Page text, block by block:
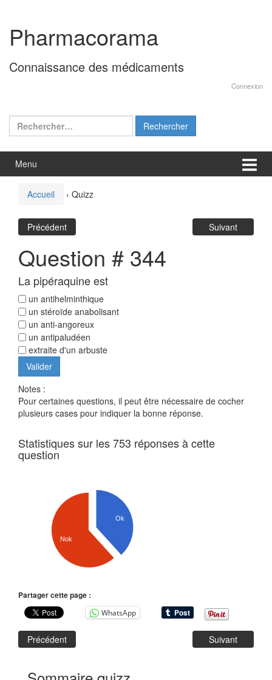
contenu
menu
principal
Pharmacorama
Connaissance des médicaments
Connexion
Rechercher :
Menu
Accueil › Quizz
Précédent Suivant
Question # 344
La pipéraquine est
un antihelminthique
un stéroïde anabolisant
un anti-angoreux
un antipaludéen
extraite d'un arbuste
Notes :
Pour certaines questions, il peut être nécessaire de cocher
plusieurs cases pour indiquer la bonne réponse.
Statistiques sur les 753 réponses à cette
question
Ok
Nok
Partager cette page :
WhatsApp
Précédent Suivant